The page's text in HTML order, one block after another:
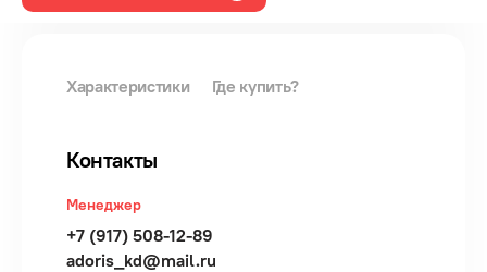
Характеристики Где купить?
Контакты
Менеджер
+7 (917) 508-12-89
adoris_kd@mail.ru